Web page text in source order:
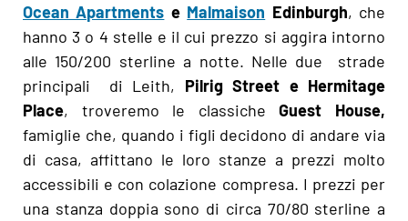
Ocean Apartments e Malmaison Edinburgh, che
hanno 3 o 4 stelle e il cui prezzo si aggira intorno
alle 150/200 sterline a notte. Nelle due strade
principali di Leith, Pilrig Street e Hermitage
Place, troveremo le classicheGuest House,
famiglie che, quando i figli decidono di andare via
di casa, affittano le loro stanze a prezzi molto
accessibili e con colazione compresa. I prezzi per
una stanza doppia sono di circa 70/80 sterline a